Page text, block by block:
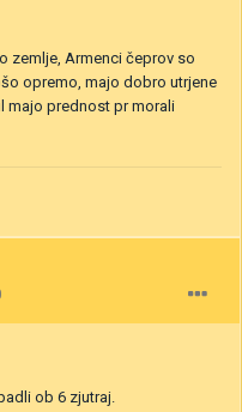
zemlje, Armenci čeprov so
opremo, majo dobro utrjene
majo prednost pr morali
ob 6 zjutraj.